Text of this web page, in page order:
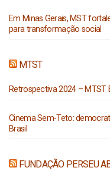
Em Minas Gerais, MST
para transformação social
MTST
Retrospectiva 2024 – MTST
Cinema Sem-Teto:
Brasil
FUNDAÇÃO PERSEU